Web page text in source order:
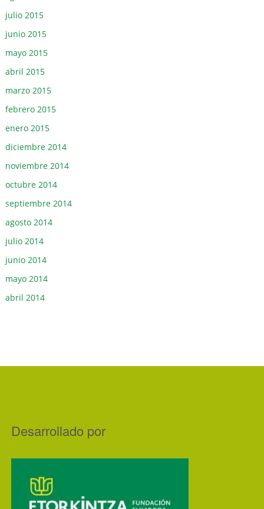
julio 2015
junio 2015
mayo 2015
abril 2015
marzo 2015
febrero 2015
enero 2015
diciembre 2014
noviembre 2014
octubre 2014
septiembre 2014
agosto 2014
julio 2014
junio 2014
mayo 2014
abril 2014
Desarrollado por